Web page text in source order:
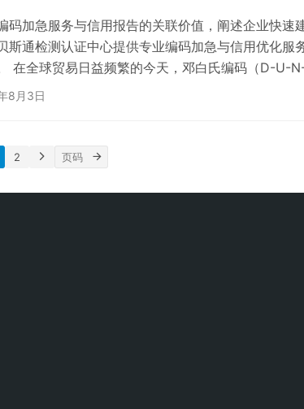
码加急服务与信用报告的关联价值，阐述企业快速
斯通检测认证中心提供专业编码加急与信用优化服
在全球贸易日益频繁的今天，邓白氏编码（D-U-
通用的企业身份标识，已成为海外招标、跨境合作
急与信用报告？ 当企业面临以下场景时，邓白氏编
8月3日
2